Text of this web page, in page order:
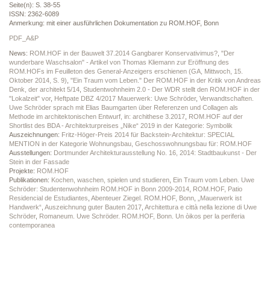
Seite(n): S. 38-55
ISSN: 2362-6089
Anmerkung: mit einer ausführlichen Dokumentation zu ROM.HOF, Bonn
PDF_A&P
News: ROM.HOF in der Bauwelt 37.2014 Gangbarer Konservativimus? "Der
wunderbare Waschsalon" - Artikel von Thomas Kliemann zur Eröffnung des
ROM.HOFs im Feuilleton des General-Anzeigers erschienen (GA, Mittwoch, 15.
Oktober 2014, S. 9) "Ein Traum vom Leben." Der ROM.HOF in der Kritik von Andreas
Denk, der architekt 5/14 Studentwohnheim 2.0 - Der WDR stellt den ROM.HOF in der
"Lokalzeit" vor, Heftpate DBZ 4/2017 Mauerwerk: Uwe Schröder, Verwandtschaften.
Uwe Schröder sprach mit Elias Baumgarten über Referenzen und Collagen als
Methode im architektonischen Entwurf, in: archithese 3.2017 ROM.HOF auf der
Shortlist des BDA - Architekturpreises „Nike“ 2019 in der Kategorie: Symbolik
Auszeichnungen: Fritz-Höger-Preis 2014 für Backstein-Architektur: SPECIAL
MENTION in der Kategorie Wohnungsbau, Geschosswohnungsbau für: ROM.HOF
Ausstellungen: Dortmunder Architekturausstellung No. 16, 2014: Stadtbaukunst - Der
Stein in der Fassade
Projekte: ROM.HOF
Publikationen: Kochen, waschen, spielen und studieren Ein Traum vom Leben. Uwe
Schröder: Studentenwohnheim ROM.HOF in Bonn 2009-2014 ROM.HOF, Patio
Residencial de Estudiantes Abenteuer Ziegel. ROM.HOF, Bonn
„Mauerwerk ist
Handwerk“ Auszeichnung guter Bauten 2017 Architettura e città nella lezione di Uwe
Schröder, Romaneum. Uwe Schröder. ROM.HOF, Bonn. Un òikos per la periferia
contemporanea